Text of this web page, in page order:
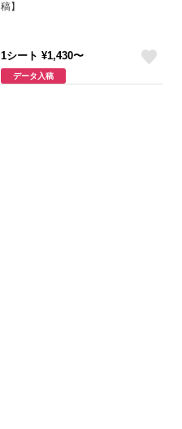
稿】
1シート ¥1,430〜
データ入稿